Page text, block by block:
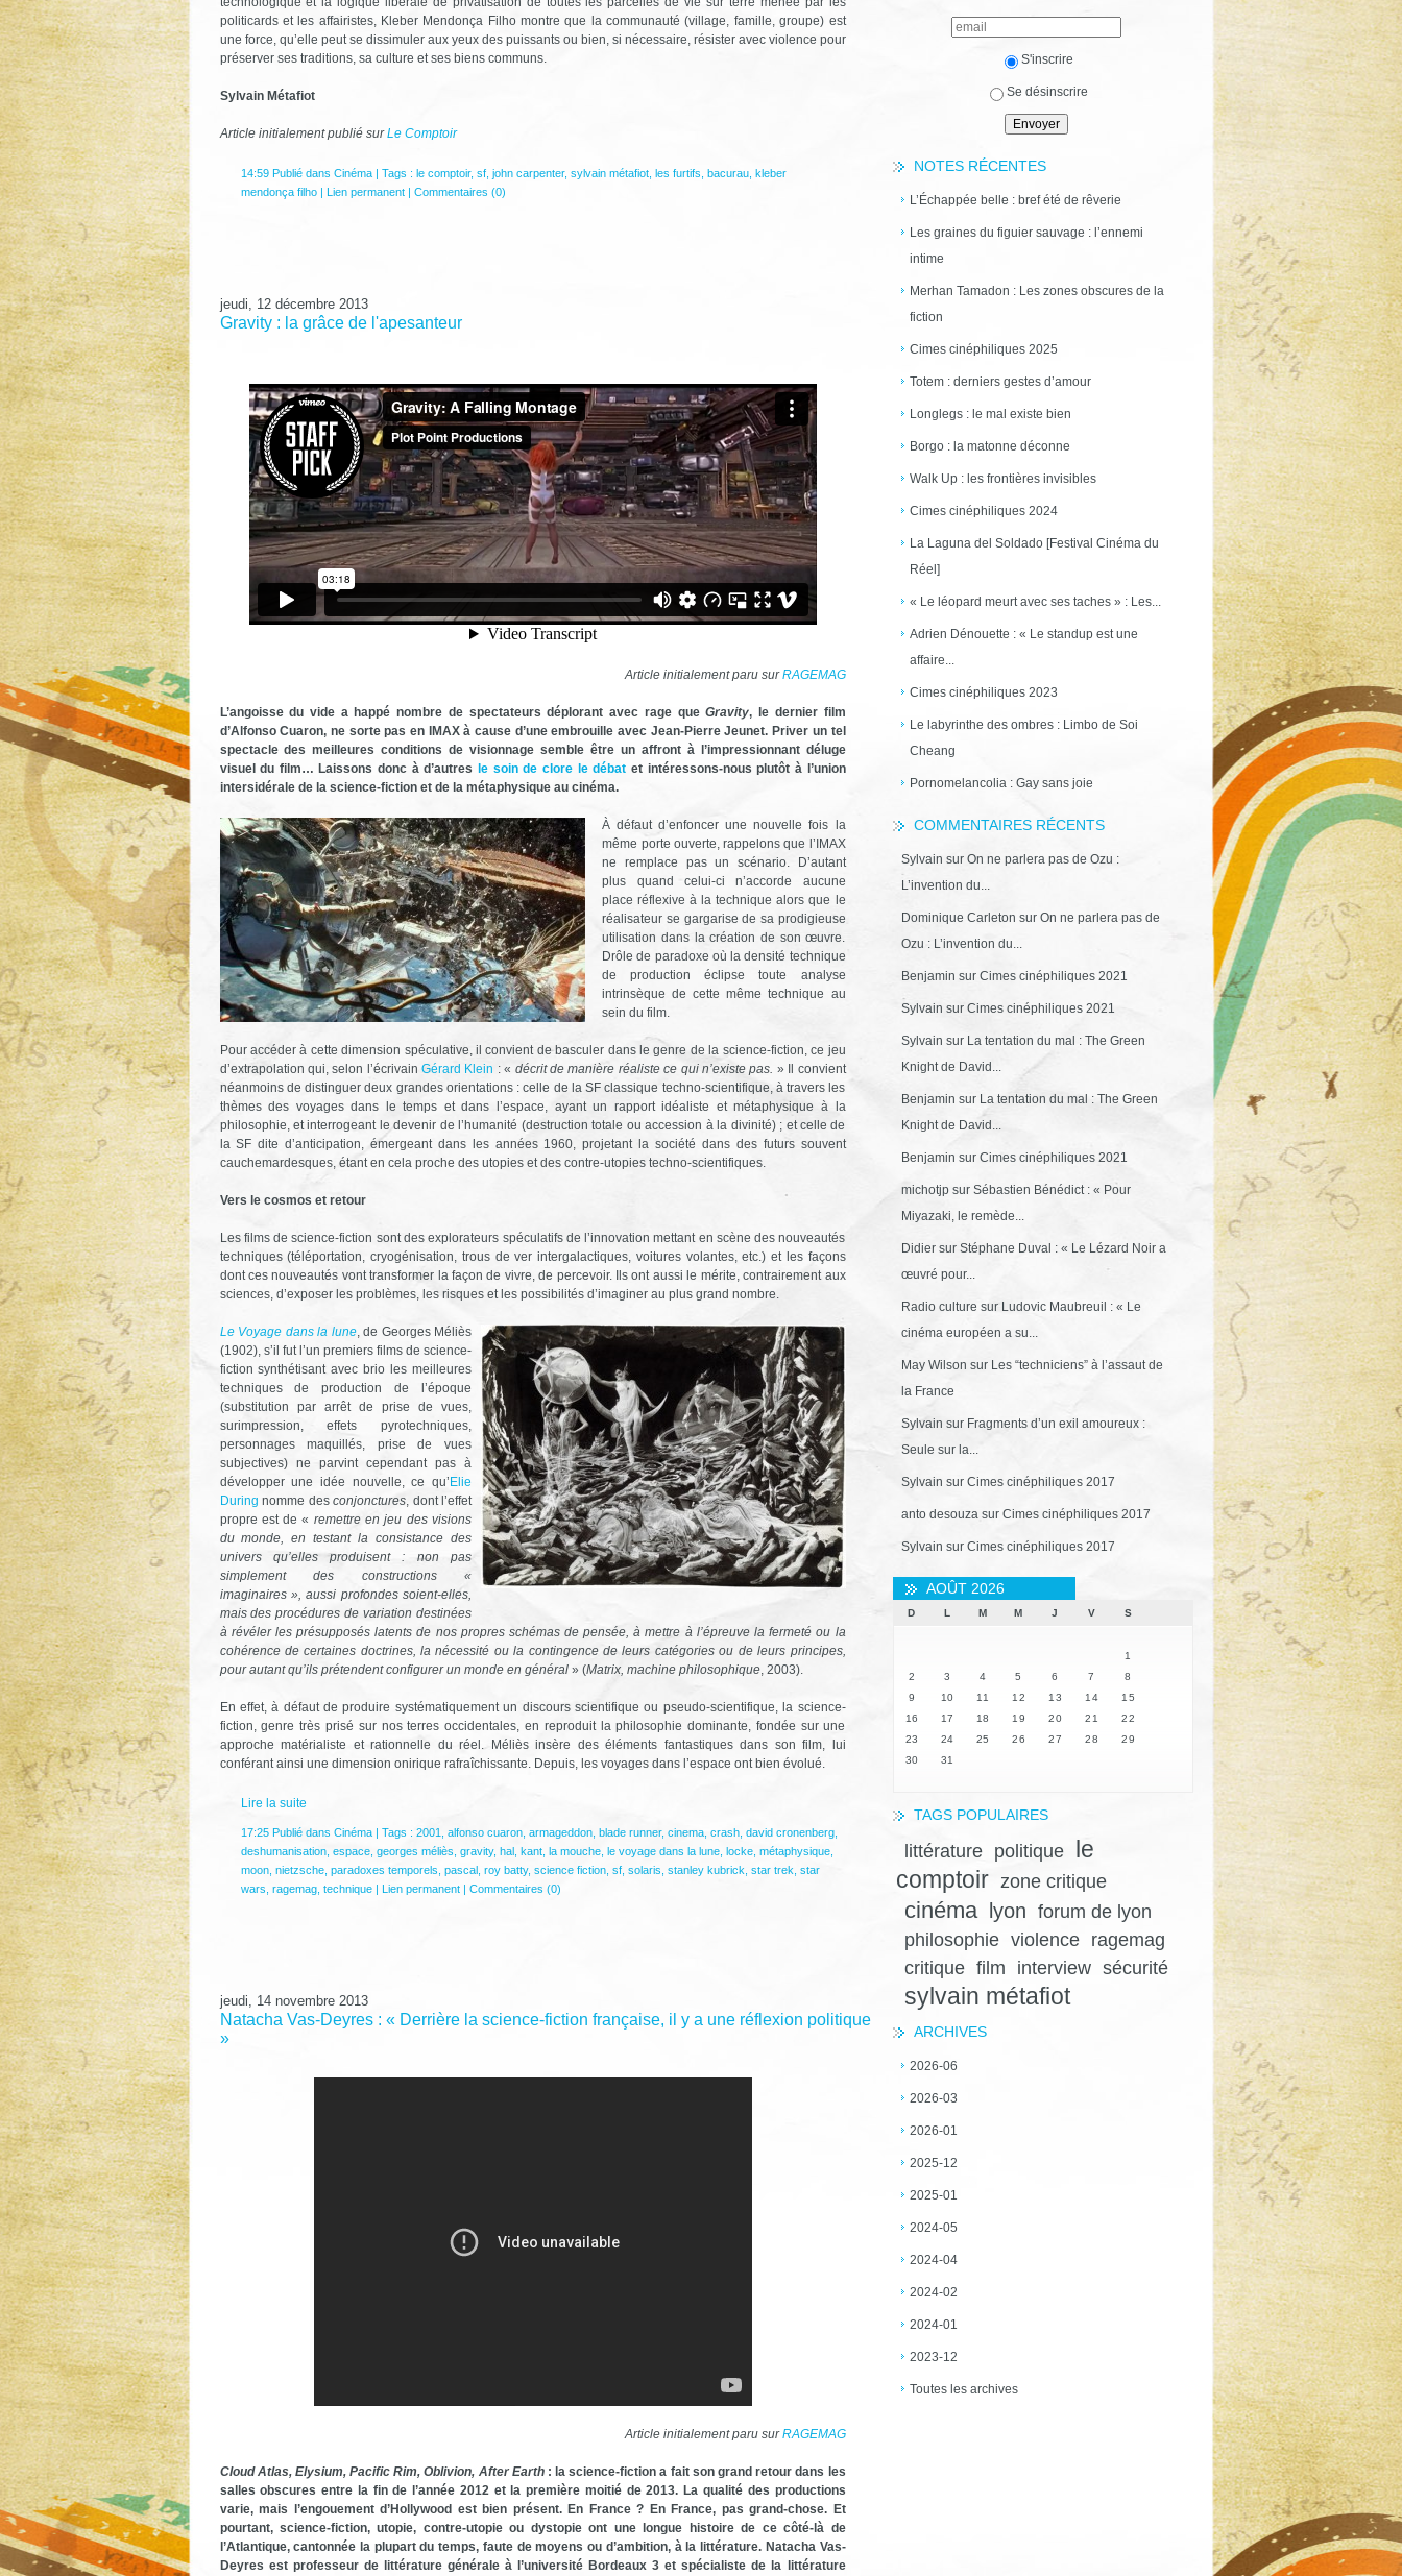
S'inscrire
Se désinscrire
NOTES RÉCENTES
L’Échappée belle : bref été de rêverie
Les graines du figuier sauvage : l’ennemi
intime
Merhan Tamadon : Les zones obscures de la
fiction
Cimes cinéphiliques 2025
Totem : derniers gestes d’amour
Longlegs : le mal existe bien
Borgo : la matonne déconne
Walk Up : les frontières invisibles
Cimes cinéphiliques 2024
La Laguna del Soldado [Festival Cinéma du
Réel]
« Le léopard meurt avec ses taches » : Les...
Adrien Dénouette : « Le standup est une
affaire...
Cimes cinéphiliques 2023
Le labyrinthe des ombres : Limbo de Soi
Cheang
Pornomelancolia : Gay sans joie
COMMENTAIRES RÉCENTS
Sylvain sur On ne parlera pas de Ozu :
L’invention du...
Dominique Carleton sur On ne parlera pas de
Ozu : L’invention du...
Benjamin sur Cimes cinéphiliques 2021
Sylvain sur Cimes cinéphiliques 2021
Sylvain sur La tentation du mal : The Green
Knight de David...
Benjamin sur La tentation du mal : The Green
Knight de David...
Benjamin sur Cimes cinéphiliques 2021
michotjpsur Sébastien Bénédict : « Pour
Miyazaki, le remède...
Didiersur Stéphane Duval : « Le Lézard Noir a
œuvré pour...
Radio culture sur Ludovic Maubreuil : « Le
cinéma européen a su...
May Wilson sur Les “techniciens” à l’assaut de
la France
Sylvain sur Fragments d’un exil amoureux :
Seule sur la...
Sylvain sur Cimes cinéphiliques 2017
anto desouzasur Cimes cinéphiliques 2017
Sylvain sur Cimes cinéphiliques 2017
AOÛT 2026
D L M M J V S
1
2
3 4 5 6 7
8
9
10 11 12 13 14
15
16
17 18 19 20 21
22
23
24 25 26 27 28
29
30
31
TAGS POPULAIRES
littérature politique
le
comptoir zone critique
cinéma lyon forum de lyon
philosophie violence
ragemag
critique film interview sécurité
sylvain métafiot
ARCHIVES
2026-06
2026-03
2026-01
2025-12
2025-01
2024-05
2024-04
2024-02
2024-01
2023-12
Toutes les archives
politicards et les affairistes, Kleber Mendonça Filho montre que la communauté (village, famille, groupe) est
une force, qu’elle peut se dissimuler aux yeux des puissants ou bien, si nécessaire, résister avec violence pour
préserver ses traditions, sa culture et ses biens communs.
Sylvain Métafiot
Article initialement publié surLe Comptoir
14:59 Publié dans Cinéma| Tags : le comptoir, sf, john carpenter, sylvain métafiot, les furtifs bacurau, kleber
mendonça filho| Lien permanent| Commentaires (0)
jeudi, 12 décembre 2013
Gravity : la grâce de l'apesanteur
Article initialement paru surRAGEMAG
L’angoisse du vide a happé nombre de spectateurs déplorant avec rage queGravity, le dernier film
d’Alfonso Cuaron, ne sorte pas en IMAX à cause d’une embrouille avec Jean-Pierre Jeunet. Priver un tel
spectacle des meilleures conditions de visionnage semble être un affront à l’impressionnant déluge
visuel du film… Laissons donc à d’autresle soin de clore le débat et intéressons-nous plutôt à l’union
intersidérale de la science-fiction et de la métaphysique au cinéma.
À défaut d’enfoncer une nouvelle fois la
même porte ouverte, rappelons que l’IMAX
ne remplace pas un scénario. D’autant
plus quand celui-ci n’accorde aucune
place réflexive à la technique alors que le
réalisateur se gargarise de sa prodigieuse
utilisation dans la création de son œuvre.
Drôle de paradoxe où la densité technique
de production éclipse toute analyse
intrinsèque de cette même technique au
sein du film.
Pour accéder à cette dimension spéculative, il convient de basculer dans le genre de la science-fiction, ce jeu
d’extrapolation qui, selon l’écrivainGérard Klein : « décrit de manière réaliste ce qui n’existe pas. » Il convient
néanmoins de distinguer deux grandes orientations : celle de la SF classique techno-scientifique, à travers les
thèmes des voyages dans le temps et dans l’espace, ayant un rapport idéaliste et métaphysique à la
philosophie, et interrogeant le devenir de l’humanité (destruction totale ou accession à la divinité) ; et celle de
la SF dite d’anticipation, émergeant dans les années 1960, projetant la société dans des futurs souvent
cauchemardesques, étant en cela proche des utopies et des contre-utopies techno-scientifiques.
Vers le cosmos et retour
Les films de science-fiction sont des explorateurs spéculatifs de l’innovation mettant en scène des nouveautés
techniques (téléportation, cryogénisation, trous de ver intergalactiques, voitures volantes, etc.) et les façons
dont ces nouveautés vont transformer la façon de vivre, de percevoir. Ils ont aussi le mérite, contrairement aux
sciences, d’exposer les problèmes, les risques et les possibilités d’imaginer au plus grand nombre.
Le Voyage dans la lune, de Georges Méliès
(1902), s’il fut l’un premiers films de science-
fiction synthétisant avec brio les meilleures
techniques de production de l’époque
(substitution par arrêt de prise de vues,
surimpression, effets pyrotechniques,
personnages maquillés, prise de vues
subjectives) ne parvint cependant pas à
développer une idée nouvelle, ce qu’Elie
During nomme desconjonctures , dont l’effet
propre est de « remettre en jeu des visions
du monde, en testant la consistance des
univers qu’elles produisent : non pas
simplement des constructions «
imaginaires », aussi profondes soient-elles,
mais des procédures de variation destinées
à révéler les présupposés latents de nos propres schémas de pensée, à mettre à l’épreuve la fermeté ou la
cohérence de certaines doctrines, la nécessité ou la contingence de leurs catégories ou de leurs principes,
pour autant qu’ils prétendent configurer un monde en général» (Matrix, machine philosophique, 2003).
En effet, à défaut de produire systématiquement un discours scientifique ou pseudo-scientifique, la science-
fiction, genre très prisé sur nos terres occidentales, en reproduit la philosophie dominante, fondée sur une
approche matérialiste et rationnelle du réel. Méliès insère des éléments fantastiques dans son film, lui
conférant ainsi une dimension onirique rafraîchissante. Depuis, les voyages dans l’espace ont bien évolué.
Lire la suite
17:25 Publié dans Cinéma| Tags : 2001 alfonso cuaron, armageddon, blade runner, cinema, crash, david cronenberg,
deshumanisation, espace, georges méliès gravity, hal, kant, la mouche, le voyage dans la lune, locke, métaphysique,
moon, nietzsche, paradoxes temporels pascal, roy batty, science fiction, sf, solaris stanley kubrick star trek star
wars ragemag, technique| Lien permanent| Commentaires (0)
jeudi, 14 novembre 2013
Natacha Vas-Deyres : « Derrière la science-fiction française, il y a une réflexion politique
»
Article initialement paru surRAGEMAG
Cloud Atlas, Elysium, Pacific Rim, Oblivion, After Earth : la science-fiction a fait son grand retour dans les
salles obscures entre la fin de l’année 2012 et la première moitié de 2013. La qualité des productions
varie, mais l’engouement d’Hollywood est bien présent. En France ? En France, pas grand-chose. Et
pourtant, science-fiction, utopie, contre-utopie ou dystopie ont une longue histoire de ce côté-là de
l’Atlantique, cantonnée la plupart du temps, faute de moyens ou d’ambition, à la littérature. Natacha Vas-
Deyres est professeur de littérature générale à l’université Bordeaux 3 et spécialiste de la littérature